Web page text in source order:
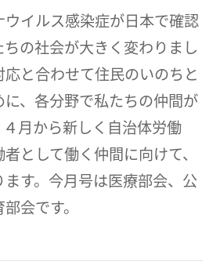
イルス感染症が日本で確認
の社会が大きく変わりまし
と合わせて住民のいのちと
に、各分野で私たちの仲間が
月から新しく自治体労働
として働く仲間に向けて、
す。今月号は医療部会、公
会です。